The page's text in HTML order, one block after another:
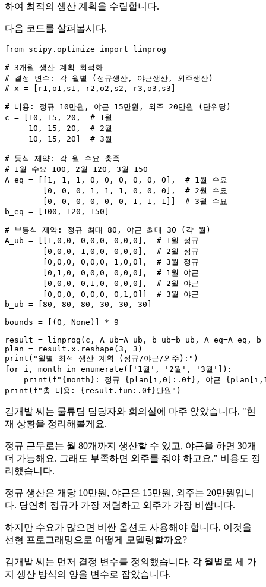
하여 최적의 생산 계획을 수립합니다.
다음 코드를 살펴봅시다.
from scipy.optimize import linprog
# 3개월 생산 계획 최적화
# 결정 변수: 각 월별 (정규생산, 야근생산, 외주생산)
# x = [r1,o1,s1, r2,o2,s2, r3,o3,s3]
# 비용: 정규 10만원, 야근 15만원, 외주 20만원 (단위당)
c = [ 10 , 15 , 20 , # 1월
10 , 15 , 20 , # 2월
10 , 15 , 20 # 3월
# 등식 제약: 각 월 수요 충족
# 1월 수요 100, 2월 120, 3월 150
A_eq = [[ 1 , 1 , 1 , 0 , 0 , 0 , 0 , 0 , 0 ], # 1월 수요
0 , 0 , 0 , 1 , 1 , 1 , 0 , 0 , 0 ], # 2월 수요
0 , 0 , 0 , 0 , 0 , 0 , 1 , 1 , 1
# 3월 수요
b_eq = [ 100 , 120 , 150
# 부등식 제약: 정규 최대 80, 야근 최대 30 (각 월)
A_ub = [[ 1 , 0 , 0 , 0 , 0 , 0 , 0 , 0 , 0 ], # 1월 정규
0 , 0 , 0 , 1 , 0 , 0 , 0 , 0 , 0 ], # 2월 정규
0 , 0 , 0 , 0 , 0 , 0 , 1 , 0 , 0 ], # 3월 정규
0 , 1 , 0 , 0 , 0 , 0 , 0 , 0 , 0 ], # 1월 야근
0 , 0 , 0 , 0 , 1 , 0 , 0 , 0 , 0 ], # 2월 야근
0 , 0 , 0 , 0 , 0 , 0 , 0 , 1 , 0
# 3월 야근
b_ub = [ 80 , 80 , 80 , 30 , 30 , 30
bounds = [( 0 , None )] * 9
result = linprog(c, A_ub=A_ub, b_ub=b_ub, A_eq=A_eq,
plan = result.x.reshape( 3 , 3
print ( "월별 최적 생산 계획 (정규/야근/외주):"
for i, month in enumerate ([ '1월' , '2월' , '3월'
]):
print ( f" {month} : 정규 {plan[i, 0 ]: .0f} , 야근 {plan[i,
print ( f"총 비용: {result.fun: .0f}만원"
김개발 씨는 물류팀 담당자와 회의실에 마주 앉았습니다. "현
재 상황을 정리해볼게요.
정규 근무로는 월 80개까지 생산할 수 있고, 야근을 하면 30개
더 가능해요. 그래도 부족하면 외주를 줘야 하고요." 비용도 정
리했습니다.
정규 생산은 개당 10만원, 야근은 15만원, 외주는 20만원입니
다. 당연히 정규가 가장 저렴하고 외주가 가장 비쌉니다.
하지만 수요가 많으면 비싼 옵션도 사용해야 합니다. 이것을
선형 프로그래밍으로 어떻게 모델링할까요?
김개발 씨는 먼저 결정 변수를 정의했습니다. 각 월별로 세 가
지 생산 방식의 양을 변수로 잡았습니다.